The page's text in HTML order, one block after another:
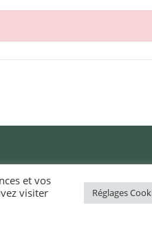
et vos
visiter
Réglages